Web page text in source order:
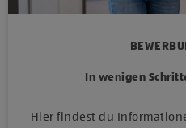
In wenigen
Hier findest du